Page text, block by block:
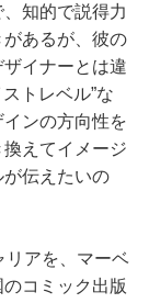
知的で説得力
あるが、彼の
イナーとは違
トレベル”な
ンの方向性を
えてイメージ
伝えたいの
アを、マーベ
コミック出版